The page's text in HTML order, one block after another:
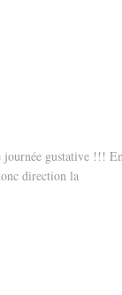
journée gustative !!!
direction la